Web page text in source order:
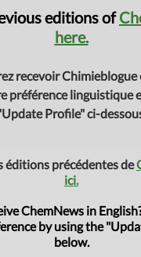
editions of
here.
recevoir Chimieblogue
préférence linguistique
Profile" ci-
éditions précédentes de
ici.
ChemNews in
by using the
below.